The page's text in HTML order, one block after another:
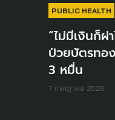
PUBLIC HEALTH
“ไม่มีเงินก็
ป่วยบัตรทอ
3 หมื่น
7 กรกฎาคม 2026